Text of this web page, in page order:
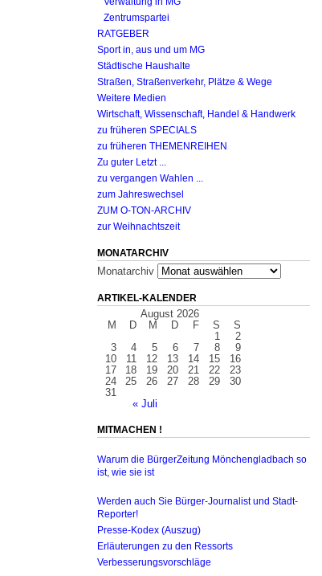
Zentrumspartei
RATGEBER
Sport in, aus und um MG
Städtische Haushalte
Straßen, Straßenverkehr, Plätze & Wege
Weitere Medien
Wirtschaft, Wissenschaft, Handel & Handwerk
zu früheren SPECIALS
zu früheren THEMENREIHEN
Zu guter Letzt ...
zu vergangen Wahlen ...
zum Jahreswechsel
ZUM O-TON-ARCHIV
zur Weihnachtszeit
MONATARCHIV
Monatarchiv
ARTIKEL-KALENDER
August 2026
M
D M D F S S
« Juli
1
2
3
4 5 6 7 8
9
10
11 12 13 14 15
16
17
18 19 20 21 22
23
24
25 26 27 28 29
30
31
MITMACHEN !
Warum die BürgerZeitung Mönchengladbach so
ist, wie sie ist
Werden auch Sie Bürger-Journalist und Stadt-
Reporter!
Presse-Kodex (Auszug)
Erläuterungen zu den Ressorts
Verbesserungsvorschläge